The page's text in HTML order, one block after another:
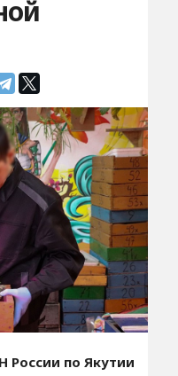
России по Якутии